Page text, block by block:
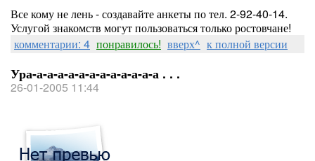
Все кому не лень - создавайте анкеты по тел. 2-92-40-14.
Услугой знакомств могут пользоваться только ростовчане!
комментарии: 4 понравилось! вверх^ к полной версии
Ура-а-а-а-а-а-а-а-а-а-а-а-а . . .
26-01-2005 11:44